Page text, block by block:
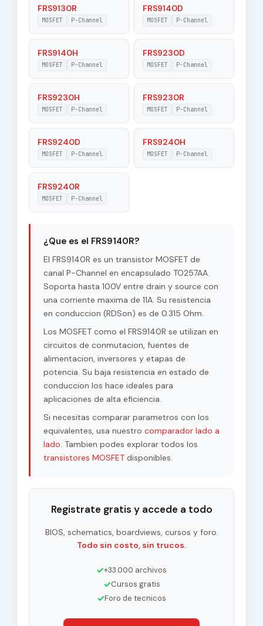
Pd - Maximum
75 W
Tj - Maximum
Junction
150 °C
|Vgs| - Maximum
Gate-Source
20 V
|Vds| - Maximum
Drain-Source
Voltage
100 V
RDSon - Maximum
Drain-Source On-
State Resistance
FRS9130R
MOSFET P-Channel
FRS9140D
MOSFET P-Channel
FRS9140H
MOSFET P-Channel
FRS9230D
MOSFET P-Channel
FRS9230H
MOSFET P-Channel
FRS9230R
MOSFET P-Channel
FRS9240D
MOSFET P-Channel
FRS9240H
MOSFET P-Channel
FRS9240R
MOSFET P-Channel
¿Que es el FRS9140R?
El FRS9140R es un transistor MOSFET de
canal P-Channel en encapsulado TO257AA.
Soporta hasta 100V entre drain y source con
una corriente maxima de 11A. Su resistencia
en conduccion (RDSon) es de 0.315 Ohm.
Los MOSFET como el FRS9140R se utilizan en
circuitos de conmutacion, fuentes de
alimentacion, inversores y etapas de
potencia. Su baja resistencia en estado de
conduccion los hace ideales para
aplicaciones de alta eficiencia.
Si necesitas comparar parametros con los
equivalentes, usa nuestro comparador lado a
lado. Tambien podes explorar todos los
transistores MOSFETdisponibles.
Registrate gratis y accede a todo
BIOS, schematics, boardviews, cursos y foro.
Todo sin costo, sin trucos.
✓+33.000 archivos
✓Cursos gratis
✓Foro de tecnicos